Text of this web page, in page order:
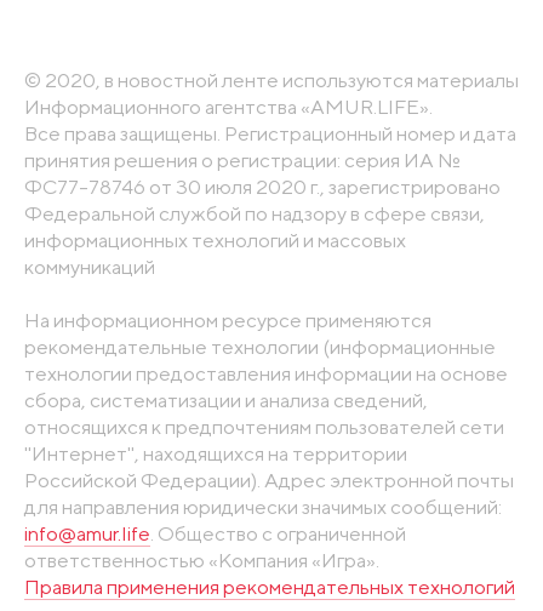
© 2020, в новостной ленте используются материалы
Информационного агентства «AMUR.LIFE».
Все права защищены. Регистрационный номер и дата
принятия решения о регистрации: серия ИА №
ФС77-78746 от 30 июля 2020 г., зарегистрировано
Федеральной службой по надзору в сфере связи,
информационных технологий и массовых
коммуникаций
На информационном ресурсе применяются
рекомендательные технологии (информационные
технологии предоставления информации на основе
сбора, систематизации и анализа сведений,
относящихся к предпочтениям пользователей сети
"Интернет", находящихся на территории
Российской Федерации). Адрес электронной почты
для направления юридически значимых сообщений:
info@amur.life . Общество с ограниченной
ответственностью «Компания «Игра».
Правила применения рекомендательных технологий